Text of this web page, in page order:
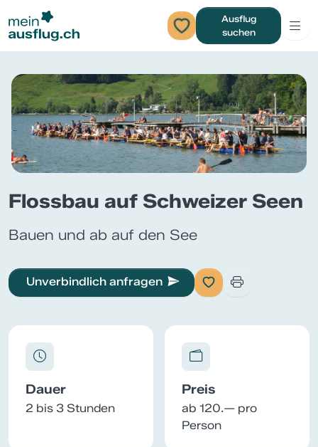
Ausflug
suchen
Flossbau auf Schweizer Seen
Bauen und ab auf den See
Unverbindlich anfragen
Dauer
2 bis 3 Stunden
Preis
ab 120.— pro
Person